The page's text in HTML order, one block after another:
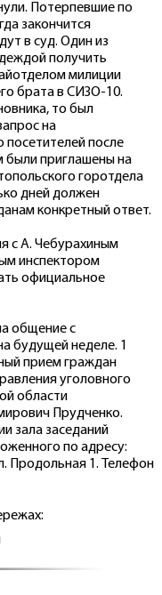
Потерпевшие по
закончится
в суд. Один из
получить
милиции
брата в СИЗО-10.
то был
на
посетителей после
были приглашены на
горотдела
дней должен
конкретный ответ.
с А. Чебурахиным
инспектором
официальное
общение с
будущей неделе. 1
прием граждан
уголовного
области
Прудченко.
зала заседаний
по адресу:
Продольная 1. Телефон